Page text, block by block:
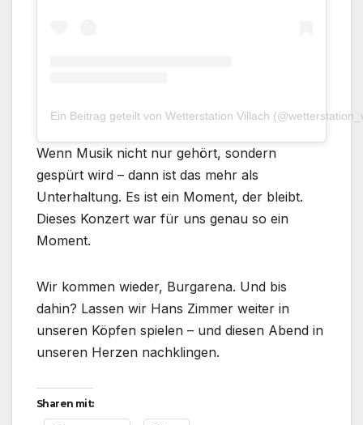
Ein Beitrag geteilt von Wetterstation Villach
Wenn Musik nicht nur gehört, sondern
gespürt wird – dann ist das mehr als
Unterhaltung. Es ist ein Moment, der bleibt.
Dieses Konzert war für uns genau so ein
Moment.
Wir kommen wieder, Burgarena. Und bis
dahin? Lassen wir Hans Zimmer weiter in
unseren Köpfen spielen – und diesen Abend in
unseren Herzen nachklingen.
Sharen mit: